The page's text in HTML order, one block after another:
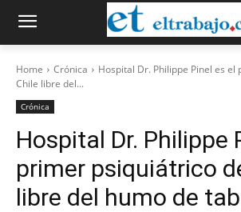
Home Crónica
Hospital Dr. Philippe Pinel es
Chile libre del...
Crónica
Hospital Dr. Philippe
primer psiquiátrico
libre del humo de